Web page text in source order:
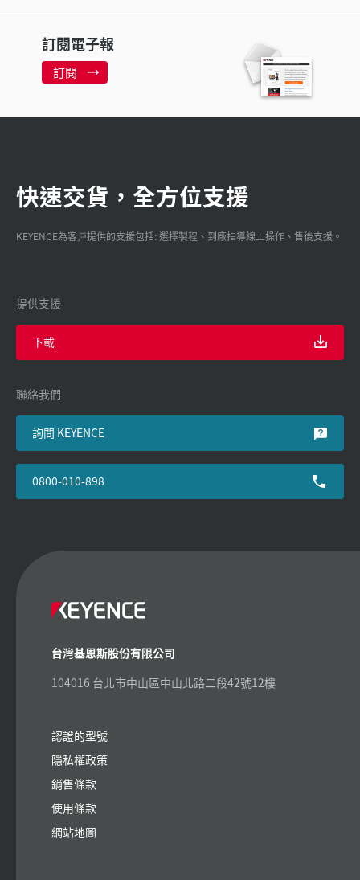
訂閱電子報
訂閱
快速交貨，全方位支援
KEYENCE為客戸提供的支援包括: 選擇製程、到廠指導線上操作、售後支援。
提供支援
下載
聯絡我們
詢問 KEYENCE
0800-010-898
台灣基恩斯股份有限公司
104016 台北市中山區中山北路二段42號12樓
認證的型號
隱私權政策
銷售條款
使用條款
網站地圖